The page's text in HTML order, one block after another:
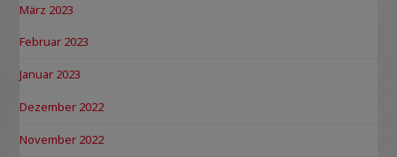
März 2023
Februar 2023
Januar 2023
Dezember 2022
November 2022